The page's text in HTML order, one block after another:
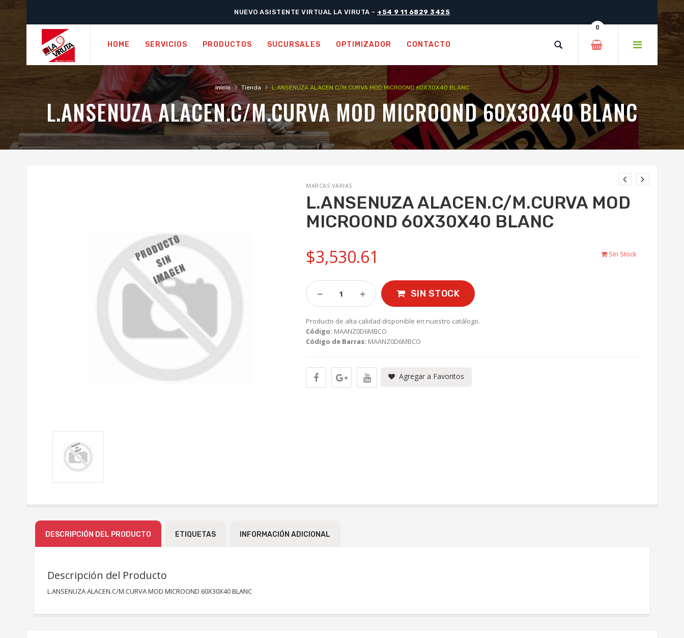
NUEVO ASISTENTE VIRTUAL LA VIRUTA - +54 9 11 6829 3425
HOME SERVICIOS PRODUCTOS SUCURSALES OPTIMIZADOR CONTACTO
0
Inicio › Tienda › L.ANSENUZA ALACEN.C/M.CURVA MOD MICROOND 60X30X40 BLANC
L.ANSENUZA ALACEN.C/M.CURVA MOD MICROOND 60X30X40 BLANC
MARCAS VARIAS
L.ANSENUZA ALACEN.C/M.CURVA MOD
MICROOND 60X30X40 BLANC
Sin Stock
$3,530.61
SIN STOCK
Producto de alta calidad disponible en nuestro catálogo.
Código: MAANZ0D6MBCO
Código de Barras: MAANZ0D6MBCO
Agregar a Favoritos
DESCRIPCIÓN DEL PRODUCTO ETIQUETAS INFORMACIÓN ADICIONAL
Descripción del Producto
L.ANSENUZA ALACEN.C/M.CURVA MOD MICROOND 60X30X40 BLANC